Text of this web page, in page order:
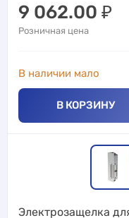
9 062.00 ₽
Розничная цена
В наличии мало
В КОРЗИНУ
Электрозащелка